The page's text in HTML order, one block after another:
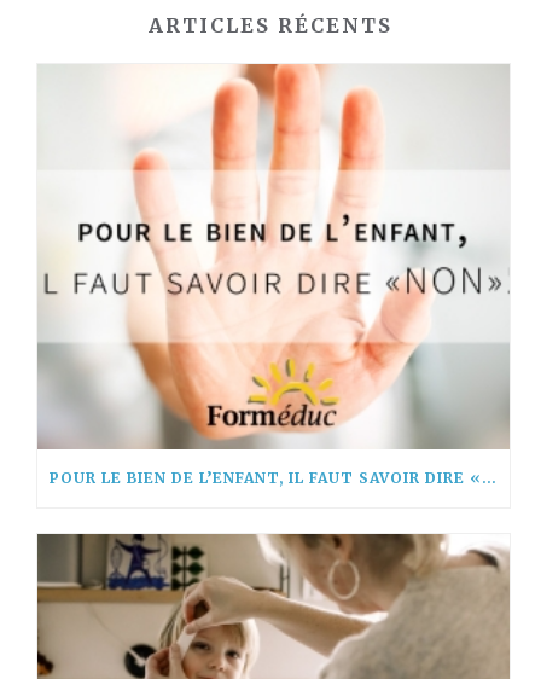
ARTICLES RÉCENTS
POUR LE BIEN DE L’ENFANT, IL FAUT SAVOIR DIRE « NON! »